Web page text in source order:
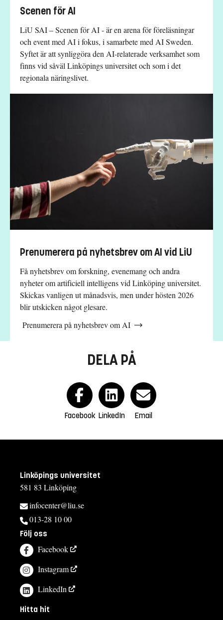
Scenen för AI
LiU SAI – Scenen för AI - är en arena för föreläsningar
och event med AI i fokus, i samarbete med AI Sweden.
Syftet är att synliggöra den AI-relaterade verksamhet som
finns vid såväl Linköpings universitet och som i det
regionala näringslivet.
Prenumerera på nyhetsbrev om AI vid LiU
Få nyhetsbrev om forskning, evenemang och andra
nyheter om artificiell intelligens vid Linköping universitet.
Skickas vanligen ut månadsvis, men under hösten 2026
blir utskicken något glesare.
Prenumerera på nyhetsbrev om AI
DELA PÅ
Facebook LinkedIn Email
Linköpings universitet
581 83 Linköping
infocenter@liu.se
013-28 10 00
Följ oss
Facebook
Instagram
LinkedIn
Hitta hit